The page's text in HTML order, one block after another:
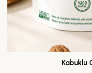
Kabuklu